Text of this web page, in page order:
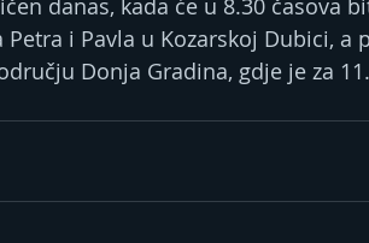
danas, kada će u 8.30 časova
i Pavla u Kozarskoj Dubici, a
Donja Gradina, gdje je za